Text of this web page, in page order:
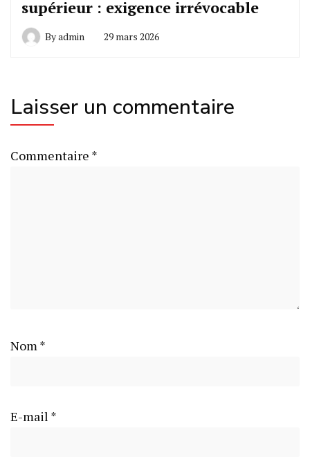
supérieur : exigence irrévocable
Byadmin 29 mars 2026
Laisser un commentaire
Commentaire *
Nom *
E-mail *